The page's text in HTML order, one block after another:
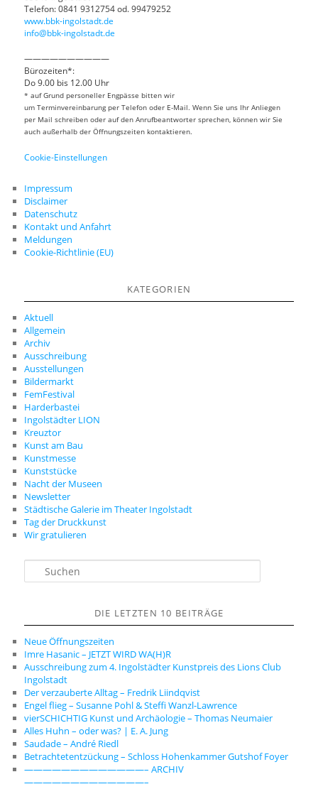
Telefon: 0841 9312754 od. 99479252
www.bbk-ingolstadt.de
info@bbk-ingolstadt.de
——————————
Bürozeiten*:
Do 9.00 bis 12.00 Uhr
* auf Grund personeller Engpässe bitten wir
um Terminvereinbarung per Telefon oder E-Mail. Wenn Sie uns Ihr Anliegen
per Mail schreiben oder auf den Anrufbeantworter sprechen, können wir Sie
auch außerhalb der Öffnungszeiten kontaktieren.
Cookie-Einstellungen
Impressum
Disclaimer
Datenschutz
Kontakt und Anfahrt
Meldungen
Cookie-Richtlinie (EU)
KATEGORIEN
Aktuell
Allgemein
Archiv
Ausschreibung
Ausstellungen
Bildermarkt
FemFestival
Harderbastei
Ingolstädter LION
Kreuztor
Kunst am Bau
Kunstmesse
Kunststücke
Nacht der Museen
Newsletter
Städtische Galerie im Theater Ingolstadt
Tag der Druckkunst
Wir gratulieren
n
DIE LETZTEN 10 BEITRÄGE
Neue Öffnungszeiten
Imre Hasanic – JETZT WIRD WA(H)R
Ausschreibung zum 4. Ingolstädter Kunstpreis des Lions Club
Ingolstadt
Der verzauberte Alltag – Fredrik Liindqvist
Engel flieg – Susanne Pohl & Steffi Wanzl-Lawrence
vierSCHICHTIG Kunst und Archäologie – Thomas Neumaier
Alles Huhn – oder was? | E. A. Jung
Saudade – André Riedl
Betrachtetentzückung – Schloss Hohenkammer Gutshof Foyer
—————————————– ARCHIV
—————————————–